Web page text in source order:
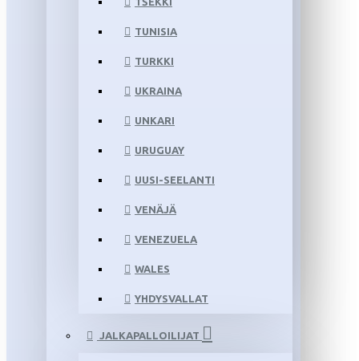
TUNISIA
TURKKI
UKRAINA
UNKARI
URUGUAY
UUSI-SEELANTI
VENÄJÄ
VENEZUELA
WALES
YHDYSVALLAT
JALKAPALLOILIJAT